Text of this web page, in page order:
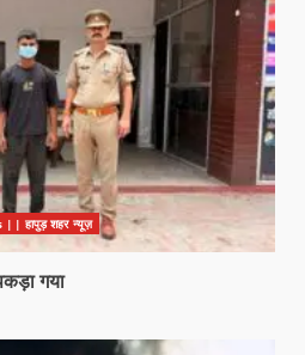
हापुड़ शहर न्यूज़
गया